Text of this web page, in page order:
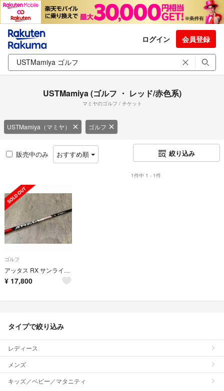
ログイン 会員登録
USTMamiya (ゴルフ ・ レッド/赤色系)
マミヤのゴルフ / チケット
USTMamiya（マミヤ） ゴルフ
販売中のみ おすすめ順 絞り込み
1件中 1 - 1件
ゴルフ
アッタス RX サンライズ レッド 1W用 5S テーラーメイド 互換 スリーブ
¥ 17,800
タイプで絞り込み
レディース
メンズ
キッズ／ベビー／マタニティ